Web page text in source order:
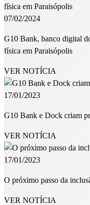
07/02/2024
G10 Bank, banco digital
física em Paraisópolis
VER NOTÍCIA
17/01/2023
G10 Bank e Dock criam
VER NOTÍCIA
17/01/2023
O próximo passo da
VER NOTÍCIA